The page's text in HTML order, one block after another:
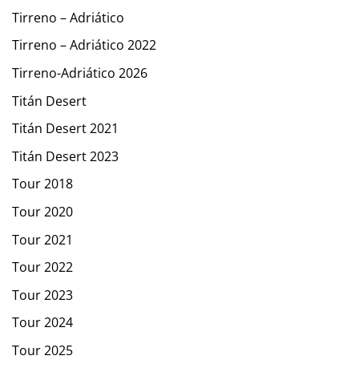
Tirreno – Adriático
Tirreno – Adriático 2022
Tirreno-Adriático 2026
Titán Desert
Titán Desert 2021
Titán Desert 2023
Tour 2018
Tour 2020
Tour 2021
Tour 2022
Tour 2023
Tour 2024
Tour 2025